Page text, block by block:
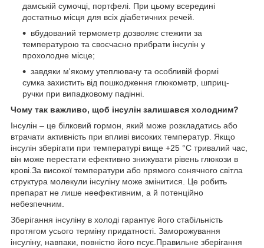
дамській сумочці, портфелі. При цьому всередині
достатньо місця для всіх діабетичних речей.
вбудований термометр дозволяє стежити за
температурою та своєчасно прибрати інсулін у
прохолодне місце;
завдяки м'якому утеплювачу та особливій формі
сумка захистить від пошкодження глюкометр, шприц-
ручки при випадковому падінні.
Чому так важливо, щоб інсулін залишався холодним?
Інсулін – це білковий гормон, який може розкладатись або
втрачати активність при впливі високих температур. Якщо
інсулін зберігати при температурі вище +25 °C тривалий час,
він може перестати ефективно знижувати рівень глюкози в
крові.За високої температури або прямого сонячного світла
структура молекули інсуліну може змінитися. Це робить
препарат не лише неефективним, а й потенційно
небезпечним.
Зберігання інсуліну в холоді гарантує його стабільність
протягом усього терміну придатності. Заморожування
інсуліну, навпаки, повністю його псує.Правильне зберігання